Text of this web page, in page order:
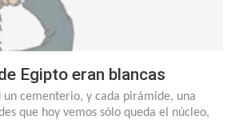
Egipto eran blancas
un cementerio, y cada pirámide, una
que hoy vemos sólo queda el núcleo,